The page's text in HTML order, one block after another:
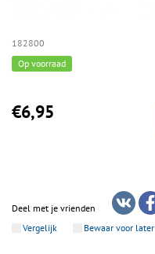
182800
Op voorraad
€6,95
Deel met je vrienden
Vergelijk
Bewaar voor later